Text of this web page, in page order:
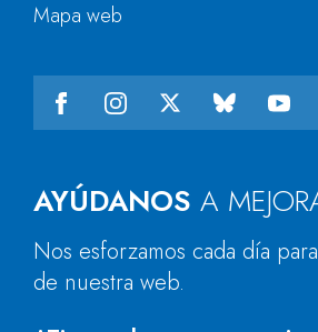
AYÚDANOS A
Nos esforzamos cada día
de nuestra web.
Mapa web